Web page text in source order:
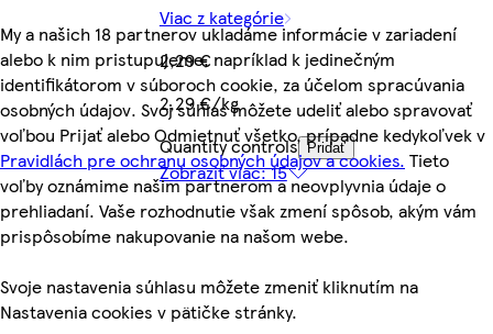
My a našich 18 partnerov ukladáme informácie v zariadení
alebo k nim pristupujeme, napríklad k jedinečným
identifikátorom v súboroch cookie, za účelom spracúvania
osobných údajov. Svoj súhlas môžete udeliť alebo spravovať
voľbou Prijať alebo Odmietnuť všetko, prípadne kedykoľvek v
Pravidlách pre ochranu osobných údajov a cookies. Tieto
voľby oznámime našim partnerom a neovplyvnia údaje o
prehliadaní. Vaše rozhodnutie však zmení spôsob, akým vám
prispôsobíme nakupovanie na našom webe.
Svoje nastavenia súhlasu môžete zmeniť kliknutím na
Nastavenia cookies v pätičke stránky.
Viac z kategórie
2,29 €
2,29 €/kg
Quantity controls Pridať
Zobraziť viac: 15